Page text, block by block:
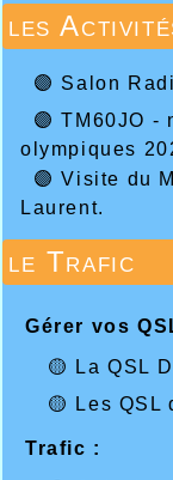
les
🟣 Salon
🟣 TM60JO -
olympiques
🟣 Visite du
Laurent.
le Trafic
Gérer vos
🟡 La QSL
🟡 Les QSL
Trafic :